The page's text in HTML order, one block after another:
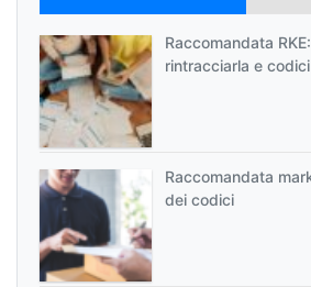
Raccomandata RKE: che cos’è, come
rintracciarla e codici
Raccomandata market e il significato
dei codici